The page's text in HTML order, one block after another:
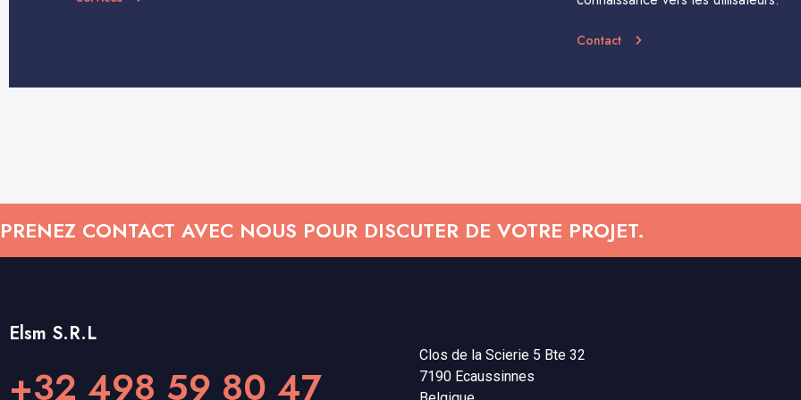
Contact
PRENEZ CONTACT AVEC NOUS POUR DISCUTER DE VOTRE PROJET.
Elsm S.R.L
+32 498 59 80 47
Clos de la Scierie 5 Bte 32
7190 Ecaussinnes